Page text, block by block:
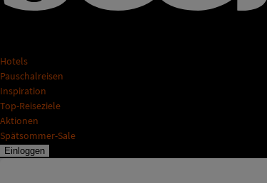
Hotels
Pauschalreisen
Inspiration
Top-Reiseziele
Aktionen
Spätsommer-Sale
Einloggen